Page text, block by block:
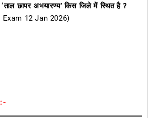
छापर अभयारण्य’ किस जिले में स्थित है ?
12 Jan 2026)